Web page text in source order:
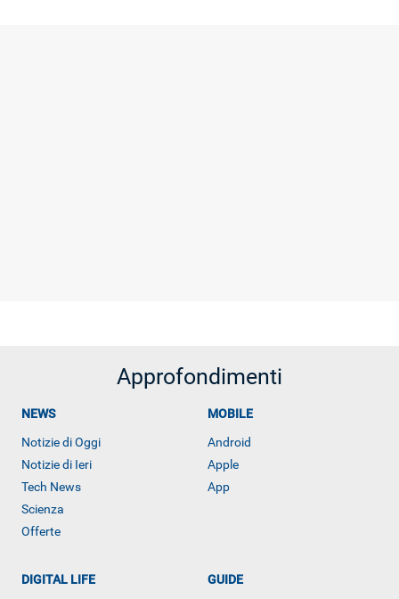
Approfondimenti
NEWS
Notizie di Oggi
Notizie di Ieri
Tech News
Scienza
Offerte
MOBILE
Android
Apple
App
DIGITAL LIFE
GUIDE